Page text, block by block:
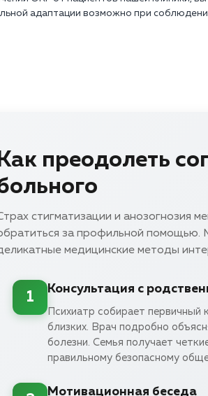
адаптации возможно при
Как преодолеть
стигматизации и анозогнозия
за профильной помощью.
медицинские методы
1
Консультация с
Психиатр собирает первичный
близких. Врач подробно
болезни. Семья получает
правильному безопасному
Мотивационная беседа